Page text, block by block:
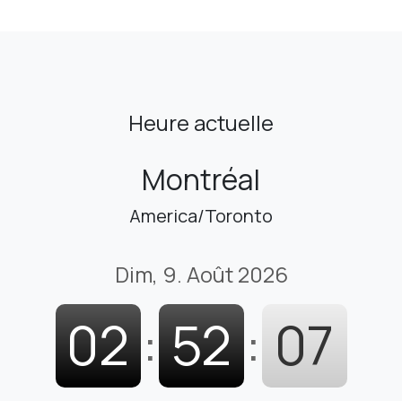
Heure actuelle
Montréal
America/Toronto
Dim, 9. Août 2026
02 : 52 : 08